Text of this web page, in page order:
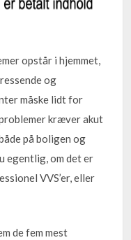
opstår i hjemmet,
og
måske lidt for
kræver akut
på boligen og
egentlig, om det er
VVS’er, eller
de fem mest